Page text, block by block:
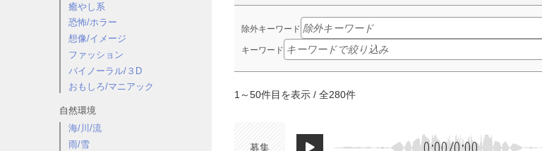
癒やし系
恐怖/ホラー
想像/イメージ
ファッション
バイノーラル/３D
おもしろ/マニアック
自然環境
海/川/流
雨/雪
除外キーワード
キーワード
1 ～50件目を表示 / 全280件
募集